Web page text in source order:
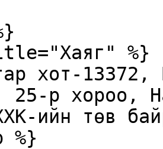
%}
хот-
25-р хороо,
ийн төв
%}